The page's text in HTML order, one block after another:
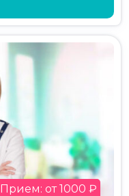
Прием: от 1000 ₽